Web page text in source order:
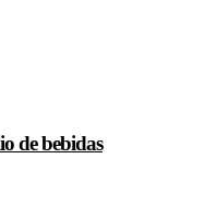
de bebidas